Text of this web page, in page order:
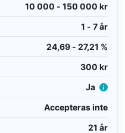
10 000 - 150 000 kr
1 - 7 år
24,69 - 27,21 %
300 kr
Ja
Accepteras inte
21 år